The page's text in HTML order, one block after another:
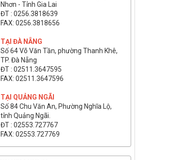
Nhơn - Tỉnh Gia Lai
ĐT : 0256.3818639
FAX: 0256.3818656
TẠI ĐÀ NẴNG
Số 64 Võ Văn Tần, phường Thanh Khê,
TP. Đà Nẵng
ĐT : 02511.3647595
FAX: 02511.3647596
TẠI QUẢNG NGÃI
Số 84 Chu Văn An, Phường Nghĩa Lộ,
tỉnh Quảng Ngãi.
ĐT : 02553.727767
FAX: 02553.727769